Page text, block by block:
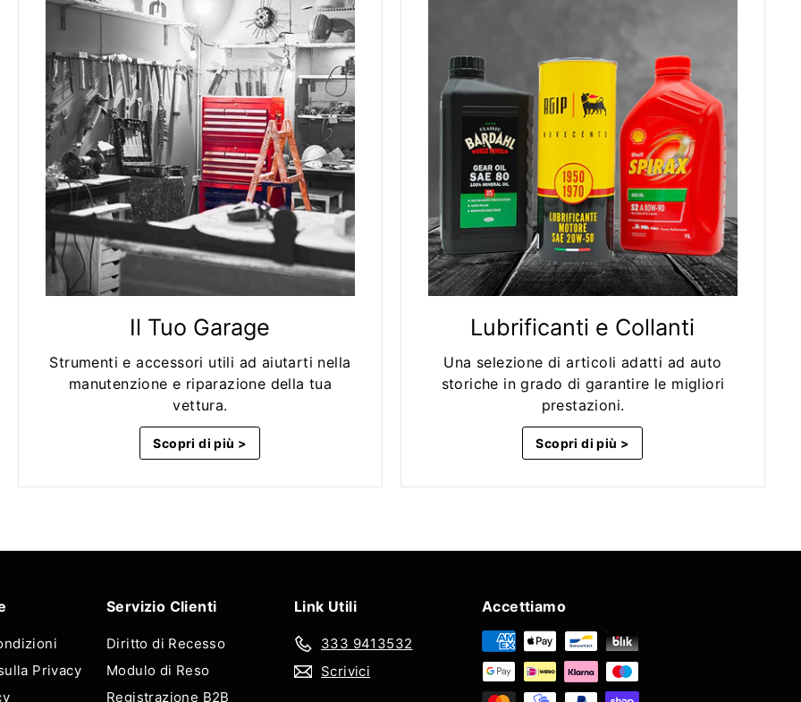
Il Tuo Garage
Strumenti e accessori utili ad aiutarti nella
manutenzione e riparazione della tua
vettura.
Scopri di più >
Lubrificanti e Collanti
Una selezione di articoli adatti ad auto
storiche in grado di garantire le migliori
prestazioni.
Scopri di più >
Privacy
Servizio Clienti
Diritto di Recesso
Modulo di Reso
Registrazione B2B
Link Utili
333 9413532
Scrivici
Accettiamo